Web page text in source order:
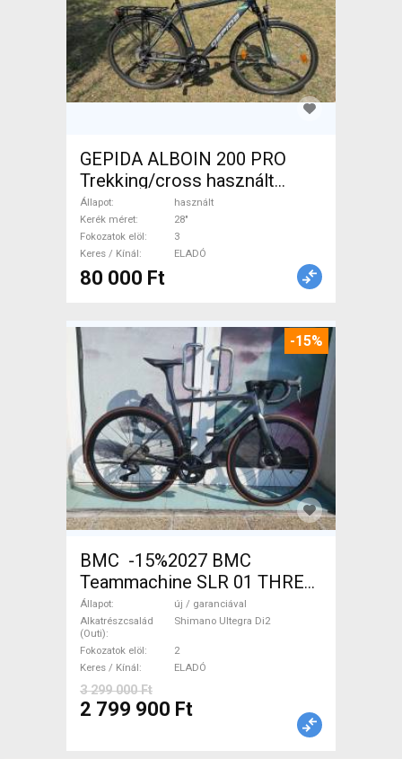
GEPIDA ALBOIN 200 PRO
Trekking/cross használt
ELADÓ
Állapot
használt
Kerék méret
28"
Fokozatok elöl
3
Keres / Kínál
ELADÓ
80 000 Ft
-15%
BMC -15%2027 BMC
Teammachine SLR 01 THREE
Ultegra Di2 Országúti
Shimano Ultegra Di2 tárcsafék
új / garanciával ELADÓ
Állapot
új / garanciával
Alkatrészcsalád
(Outi)
Shimano Ultegra Di2
Fokozatok elöl
2
Keres / Kínál
ELADÓ
3 299 000 Ft
2 799 900 Ft